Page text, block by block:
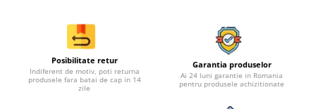
Posibilitate retur
Indiferent de motiv, poti returna
produsele fara batai de cap in 14
zile
Garantia produselor
Ai 24 luni garantie in Romania
pentru produsele achizitionate